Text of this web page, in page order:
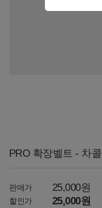
PRO 확장벨트 - 차콜
판매가 25,000원
할인가 25,000원